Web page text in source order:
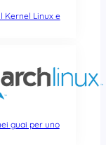
Kernel Linux e
guai per uno